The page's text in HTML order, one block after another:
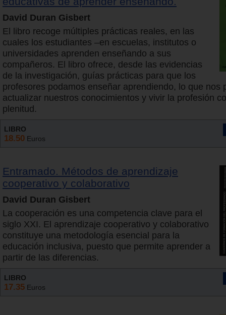
David Duran Gisbert
El libro recoge múltiples prácticas reales, en las
cuales los estudiantes –en escuelas, institutos o
universidades aprenden enseñando a sus
compañeros. El libro ofrece, desde las evidencias
de la investigación, guías prácticas para que los
profesores podamos enseñar aprendiendo, lo que nos
actualizar nuestros conocimientos y vivir la profesión
plenitud.
LIBRO
18.50 Euros
Entramado. Métodos de aprendizaje
cooperativo y colaborativo
David Duran Gisbert
La cooperación es una competencia clave para el
siglo XXI. El aprendizaje cooperativo y colaborativo
constituye una metodología esencial para la
educación inclusiva, puesto que permite aprender a
partir de las diferencias.
LIBRO
17.35 Euros